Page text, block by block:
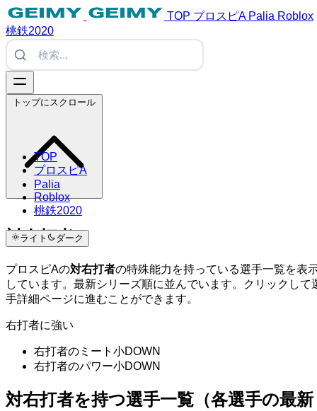
TOP プロスピA Palia Roblox
桃鉄2020
TOP
プロスピA
Palia
Roblox
桃鉄2020
ライト ダーク
トップにスクロール
対右打者
プロスピAの対右打者の特殊能力を持っている選手一覧を表
しています。最新シリーズ順に並んでいます。クリックして
手詳細ページに進むことができます。
右打者に強い
右打者のミート小DOWN
右打者のパワー小DOWN
対右打者を持つ選手一覧（各選手の最新